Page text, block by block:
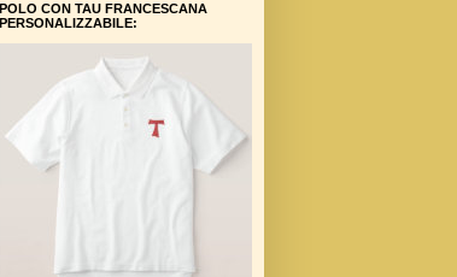
POLO CON TAU FRANCESCANA
PERSONALIZZABILE: